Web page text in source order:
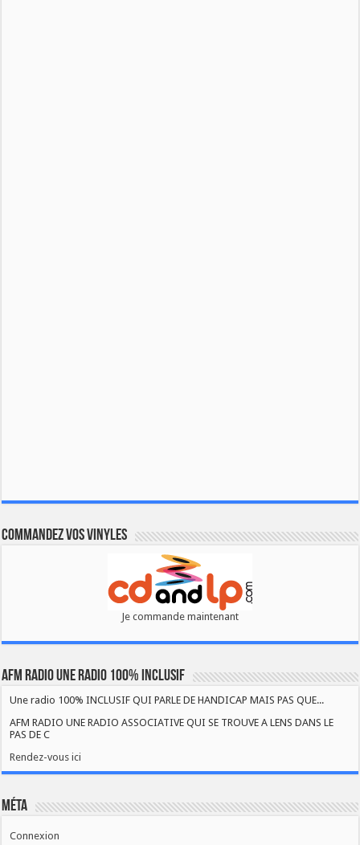
Commandez vos vinyles
Je commande maintenant
AFM RADIO UNE RADIO 100% INCLUSIF
Une radio 100% INCLUSIF QUI PARLE DE HANDICAP MAIS PAS QUE...
AFM RADIO UNE RADIO ASSOCIATIVE QUI SE TROUVE A LENS DANS LE
PAS DE C
Rendez-vous ici
Méta
Connexion